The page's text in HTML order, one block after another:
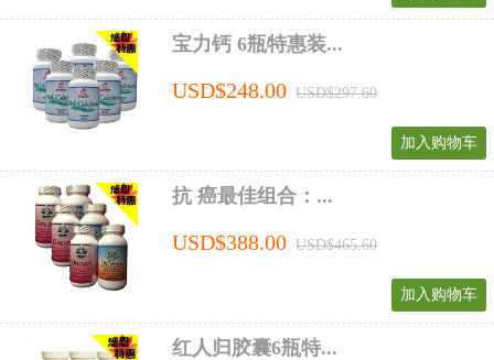
宝力钙 6瓶特惠装...
USD$248.00 USD$297.60
加入购物车
抗 癌最佳组合：...
USD$388.00 USD$465.60
加入购物车
红人归胶囊6瓶特...